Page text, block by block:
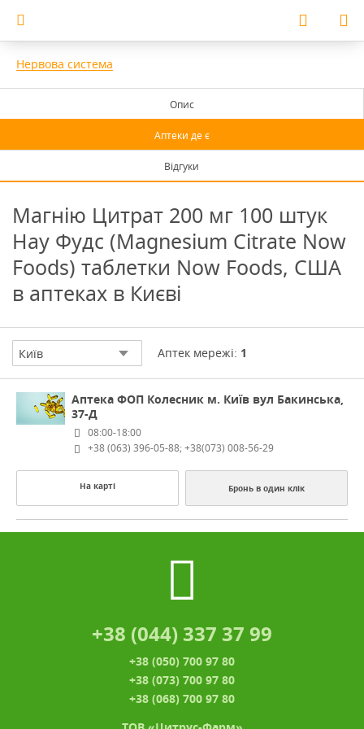
Нервова система
Опис
Аптеки де є
Відгуки
Магнію Цитрат 200 мг 100 штук
Нау Фудс (Magnesium Citrate Now
Foods) таблетки Now Foods, США
в аптеках в Києві
Київ Аптек мережі: 1
Аптека ФОП Колесник м. Київ вул Бакинська,
37-Д
08:00-18:00
+38 (063) 396-05-88; +38(073) 008-56-29
На карті Бронь в один клік
+38 (044) 337 37 99
+38 (050) 700 97 80
+38 (073) 700 97 80
+38 (068) 700 97 80